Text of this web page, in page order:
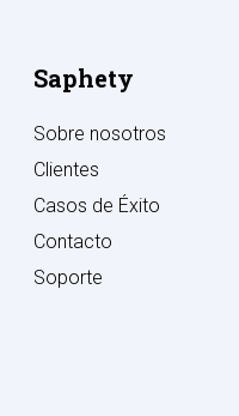
Saphety
Sobre nosotros
Clientes
Casos de Éxito
Contacto
Soporte